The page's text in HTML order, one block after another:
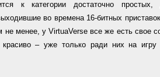
к категории достаточно
во времена 16-битных
не менее, у VirtuaVerse все же есть свое
красиво – уже только ради них на